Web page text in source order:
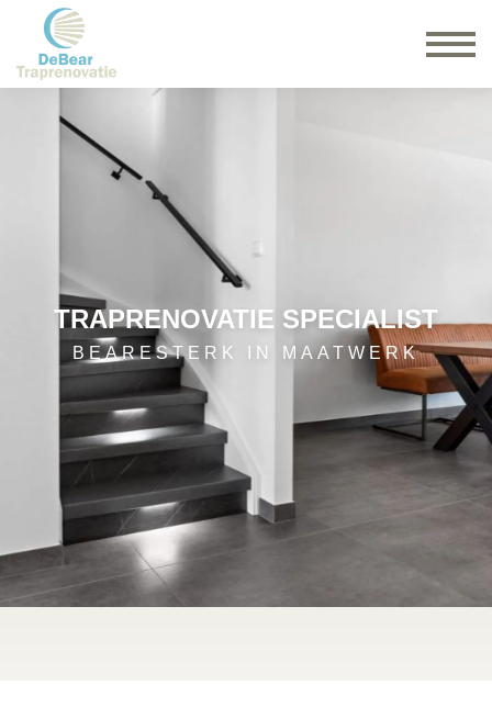
TRAPRENOVATIE SPECIALIST
BEARESTERK IN MAATWERK